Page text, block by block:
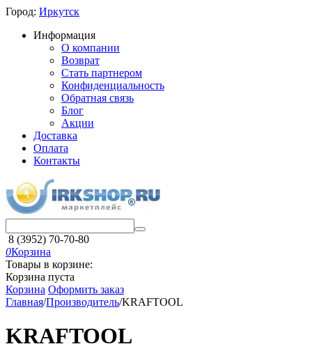
Город: Иркутск
Информация
О компании
Возврат
Стать партнером
Конфиденциальность
Обратная связь
Блог
Акции
Доставка
Оплата
Контакты
8 (3952) 70-70-80
0Корзина
Товары в корзине:
Корзина пуста
Корзина Оформить заказ
Главная/Производитель/KRAFTOOL
KRAFTOOL